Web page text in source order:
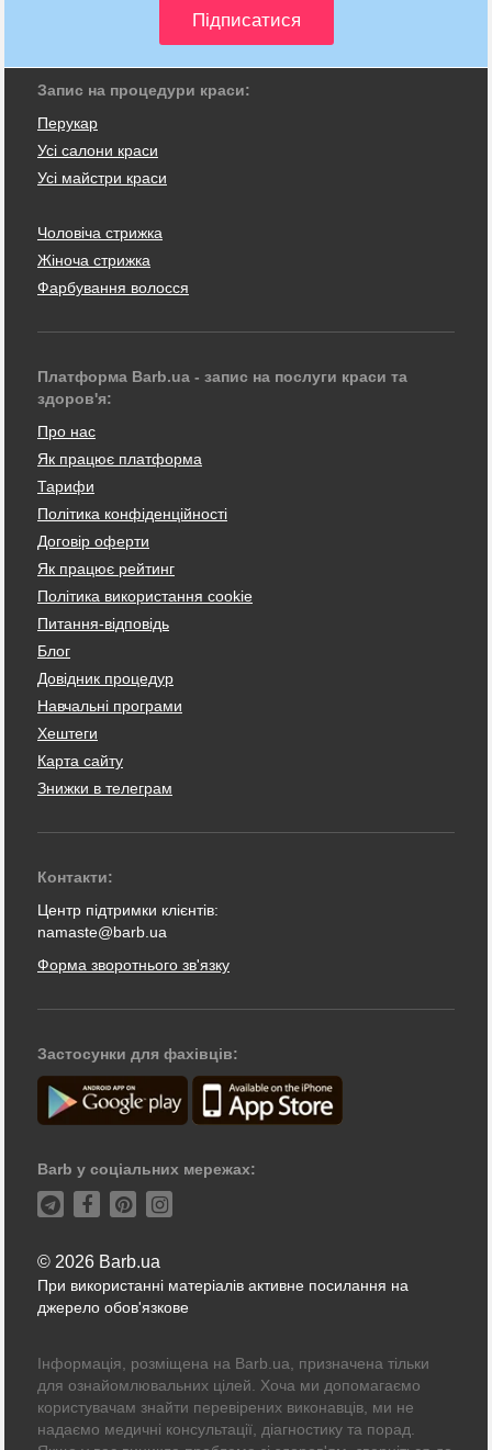
Запис на процедури краси:
Перукар
Усі салони краси
Усі майстри краси
Чоловіча стрижка
Жіноча стрижка
Фарбування волосся
Платформа Barb.ua - запис на послуги краси та
здоров'я:
Про нас
Як працює платформа
Тарифи
Політика конфіденційності
Договір оферти
Як працює рейтинг
Політика використання cookie
Питання-відповідь
Блог
Довідник процедур
Навчальні програми
Хештеги
Карта сайту
Знижки в телеграм
Контакти:
Центр підтримки клієнтів:
namaste@barb.ua
Форма зворотнього зв'язку
Застосунки для фахівців:
Barb у соціальних мережах:
© 2026 Barb.ua
При використанні матеріалів активне посилання на
джерело обов'язкове
Інформація, розміщена на Barb.ua, призначена тільки
для ознайомлювальних цілей. Хоча ми допомагаємо
користувачам знайти перевірених виконавців, ми не
надаємо медичні консультації, діагностику та порад.